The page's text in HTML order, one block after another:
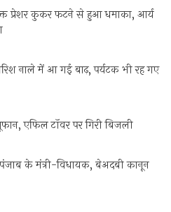
प्रेशर कुकर फटने से हुआ धमाका, आर्य
नाले में आ गई बाढ़, पर्यटक भी रह गए
एफिल टॉवर पर गिरी बिजली
के मंत्री-विधायक, बेअदबी कानून